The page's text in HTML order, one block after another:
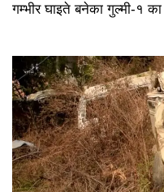
गम्भीर घाइते बनेका गुल्मी-१ का